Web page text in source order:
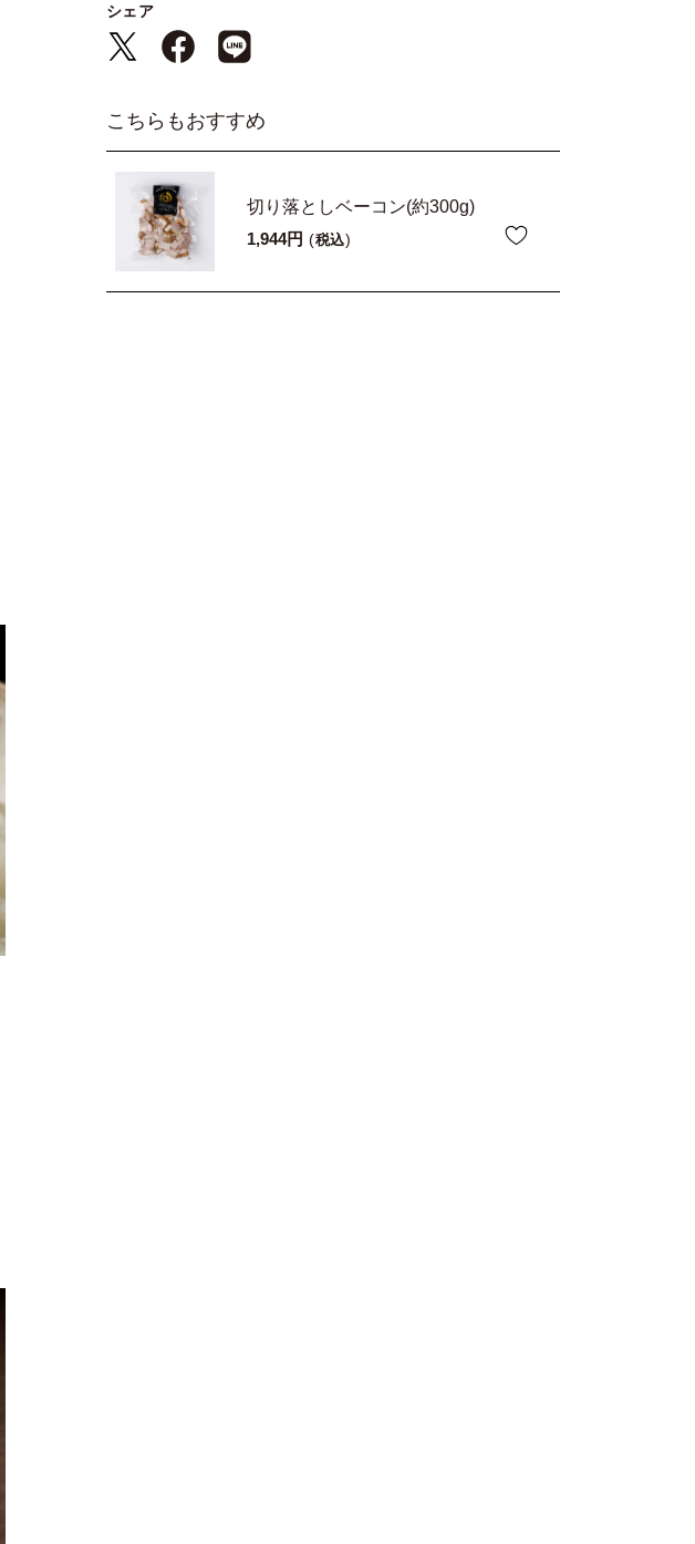
シェア
こちらもおすすめ
切り落としベーコン(約300g)
1,944
税込